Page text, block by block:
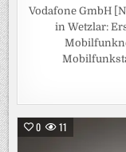
Vodafone GmbH
in Wetzlar:
0 11